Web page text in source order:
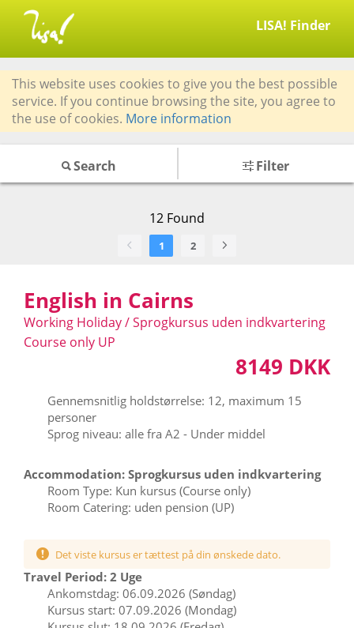
LISA! Finder
This website uses cookies to give you the best possible
service. If you continue browsing the site, you agree to
the use of cookies. More information
Search Filter
12 Found
1 2
English in Cairns
Working Holiday / Sprogkursus uden indkvartering
Course only UP
8149 DKK
Gennemsnitlig holdstørrelse: 12, maximum 15
personer
Sprog niveau: alle fra A2 - Under middel
Accommodation: Sprogkursus uden indkvartering
Room Type: Kun kursus (Course only)
Room Catering: uden pension (UP)
Det viste kursus er tættest på din ønskede dato.
Travel Period: 2 Uge
Ankomstdag: 06.09.2026 (Søndag)
Kursus start: 07.09.2026 (Mondag)